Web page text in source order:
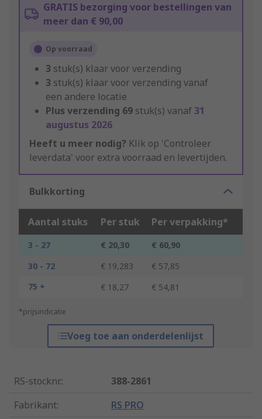
GRATIS bezorging voor bestellingen van
meer dan € 90,00
Op voorraad
3 stuk(s) klaar voor verzending
3 stuk(s) klaar voor verzending vanaf
een andere locatie
Plus verzending 69 stuk(s) vanaf31
augustus 2026
Heeft u meer nodig? Klik op 'Controleer
leverdata' voor extra voorraad en levertijden.
Bulkkorting
Aantal stuks Per stuk Per verpakking*
3 - 27 € 20,30
€ 60,90
30 - 72
€ 19,283
€ 57,85
75 +
€ 18,27 € 54,81
*prijsindicatie
Voeg toe aan onderdelenlijst
RS-stocknr.:
388-2861
Fabrikant: RS PRO